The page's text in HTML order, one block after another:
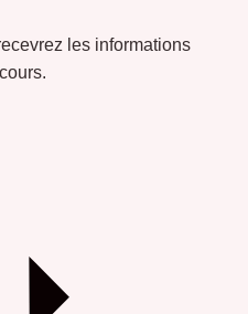
les informations